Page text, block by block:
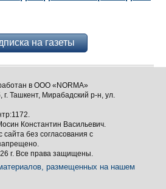
на газеты
в ООО «NORMA»
г. Ташкент, Мирабадский р-н, ул.
Константин Васильевич.
без согласования с
г. Все права защищены.
размещенных на нашем